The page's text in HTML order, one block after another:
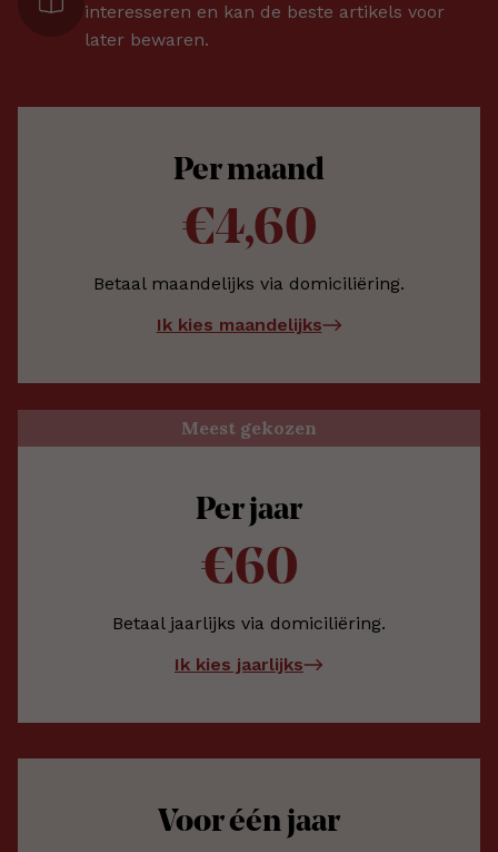
interesseren en kan de beste artikels voor
later bewaren.
Per maand
€4,60
Betaal maandelijks via domiciliëring.
Ik kies maandelijks
Meest gekozen
Per jaar
€60
Betaal jaarlijks via domiciliëring.
Ik kies jaarlijks
Voor één jaar